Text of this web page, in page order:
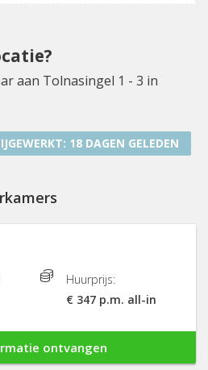
aan Tolnasingel 1 - 3 in
18 DAGEN GELEDEN
Huurprijs:
€ 347 p.m. all-in
ontvangen